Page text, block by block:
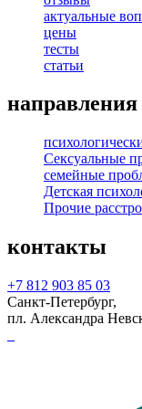
Аграфобия — боязнь
Агризоофобия —
Айлурофобия —
Айхмофобия —
Акарофобия —
Акрофобия —
Аллиумфобия —
Аллодоксафобия —
Альгофобия —
актуальные
цены
тесты
статьи
направления
Сексуальные
семейные
Детская
Прочие
контакты
+7 812 903 85 03
Санкт-Петербург,
пл. Александра